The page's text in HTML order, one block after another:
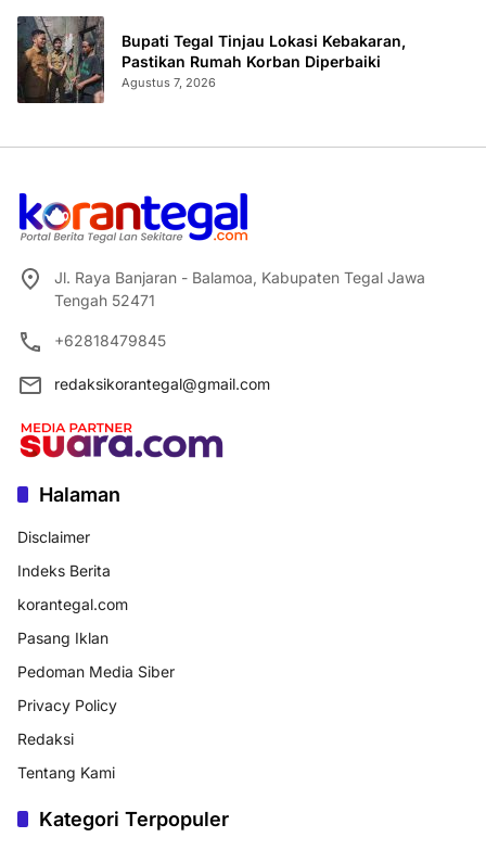
Bupati Tegal Tinjau Lokasi Kebakaran,
Pastikan Rumah Korban Diperbaiki
Agustus 7, 2026
Jl. Raya Banjaran - Balamoa, Kabupaten Tegal Jawa
Tengah 52471
+62818479845
redaksikorantegal@gmail.com
Halaman
Disclaimer
Indeks Berita
korantegal.com
Pasang Iklan
Pedoman Media Siber
Privacy Policy
Redaksi
Tentang Kami
Kategori Terpopuler